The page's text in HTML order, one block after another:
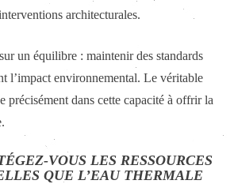
architecturales.
un équilibre : maintenir des standards
l’impact environnemental. Le véritable
précisément dans cette capacité à offrir la
VOUS LES RESSOURCES
QUE L’EAU THERMALE